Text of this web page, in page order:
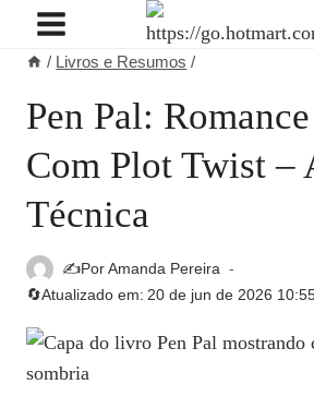
Pular
Conteúdo
/ Livros e Resumos /
Pen Pal:
Com Plot Twist –
Técnica
✍️PorAmanda Pereira
🔄Atualizado em: 20 de jun de 2026